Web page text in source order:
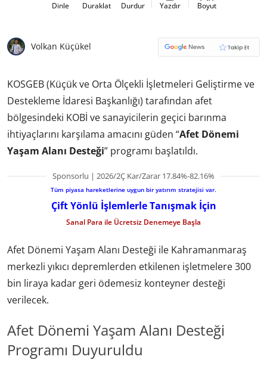
Dinle Duraklat Durdur Yazdır Boyut
Volkan Küçükel
KOSGEB (Küçük ve Orta Ölçekli İşletmeleri Geliştirme ve
Destekleme İdaresi Başkanlığı) tarafından afet
bölgesindeki KOBİ ve sanayicilerin geçici barınma
ihtiyaçlarını karşılama amacını güden “Afet Dönemi
Yaşam Alanı Desteği” programı başlatıldı.
Sponsorlu | 2026/2Ç Kar/Zarar 17.84%-82.16%
Tüm piyasa hareketlerine uygun bir yatırım stratejisi var.
Çift Yönlü İşlemlerle Tanışmak İçin
Sanal Para ile Ücretsiz Denemeye Başla
Afet Dönemi Yaşam Alanı Desteği ile Kahramanmaraş
merkezli yıkıcı depremlerden etkilenen işletmelere 300
bin liraya kadar geri ödemesiz konteyner desteği
verilecek.
Afet Dönemi Yaşam Alanı Desteği
Programı Duyuruldu